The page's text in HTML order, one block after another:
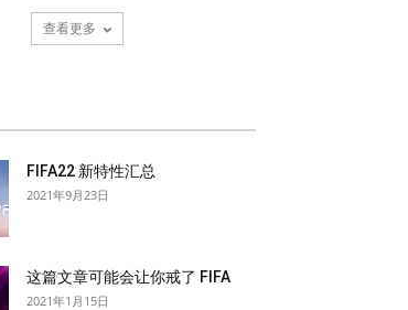
查看更多
FIFA22 新特性汇总
2021年9月23日
这篇文章可能会让你戒了 FIFA
2021年1月15日